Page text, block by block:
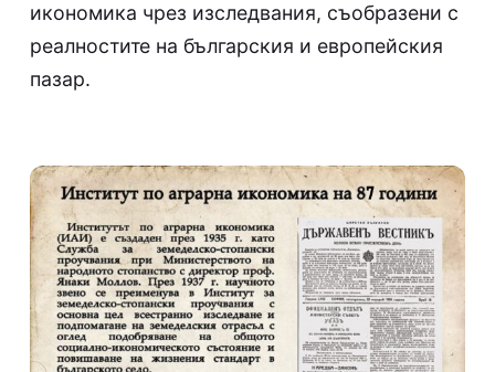
икономика чрез изследвания, съобразени с
реалностите на българския и европейския
пазар.